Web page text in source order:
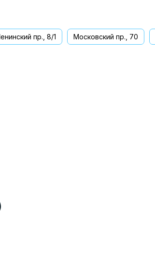
пр., 8/1 Московский пр., 70